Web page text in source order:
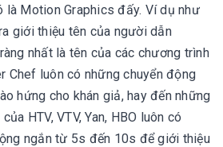
là Motion Graphics đấy. Ví dụ như
giới thiệu tên của người dẫn
nhất là tên của các chương trình
Chef luôn có những chuyển động
hứng cho khán giả, hay đến những
HTV, VTV, Yan, HBO luôn có
ngắn từ 5s đến 10s để giới thiệu